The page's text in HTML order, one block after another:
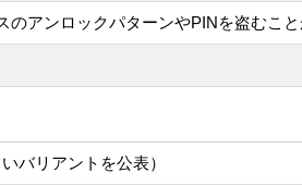
アンロックパターンやPINを盗むこ
バリアントを公表）